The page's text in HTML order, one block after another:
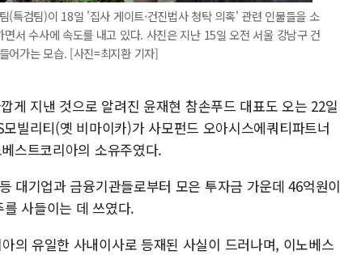
(특검팀)이 18일 '집사 게이트·건진법사 청탁 의혹' 관련 인물들을 소
서 수사에 속도를 내고 있다. 사진은 지난 15일 오전 서울 강남구 건
어가는 모습. [사진=최지환 기자]
게 지낸 것으로 알려진 윤재현 참손푸드 대표도 오는 22일
빌리티(옛 비마이카)가 사모펀드 오아시스에쿼티파트너
스트코리아의 소유주였다.
대기업과 금융기관들로부터 모은 투자금 가운데 46억원이
사들이는 데 쓰였다.
의 유일한 사내이사로 등재된 사실이 드러나며, 이노베스